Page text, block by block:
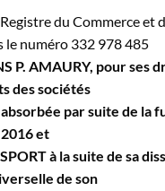
du Commerce et
le numéro 332 978 485
P. AMAURY, pour ses
des sociétés
absorbée par suite de la
et
à la suite de sa
de son